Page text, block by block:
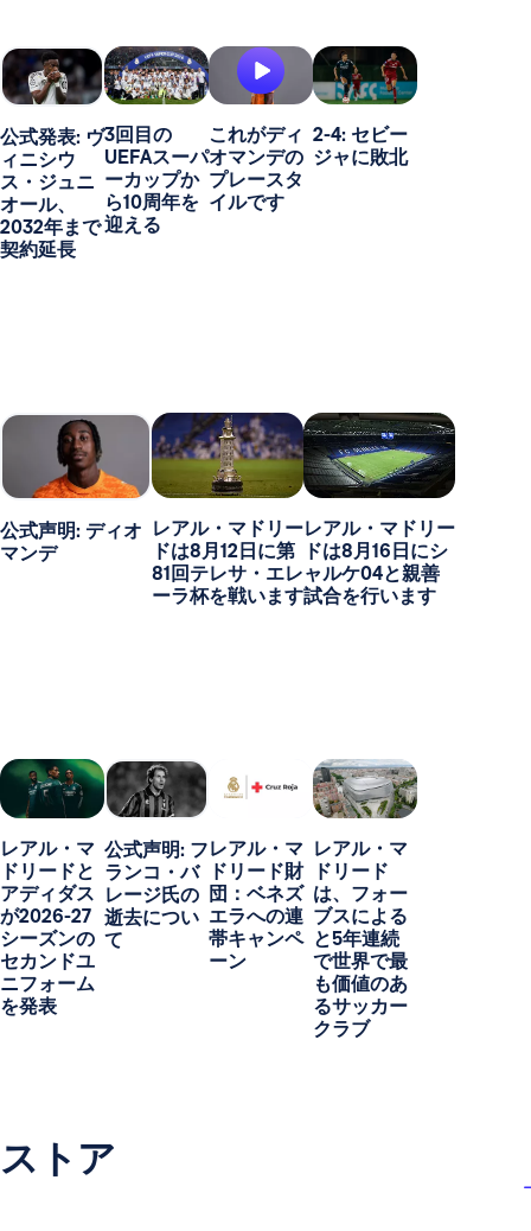
公式発表: ヴ
ィニシウ
ス・ジュニ
オール、
2032年まで
契約延長
3回目の
UEFAスーパ
ーカップか
ら10周年を
迎える
これがディ
オマンデの
プレースタ
イルです
2-4: セビー
ジャに敗北
公式声明: ディオ
マンデ
レアル・マドリー
ドは8月12日に第
81回テレサ・エレ
ーラ杯を戦います
レアル・マドリー
ドは8月16日にシ
ャルケ04と親善
試合を行います
レアル・マ
ドリードと
アディダス
が2026-27
シーズンの
セカンドユ
ニフォーム
を発表
公式声明: フ
ランコ・バ
レージ氏の
逝去につい
て
レアル・マ
ドリード財
団：ベネズ
エラへの連
帯キャンペ
ーン
レアル・マ
ドリード
は、フォー
ブスによる
と5年連続
で世界で最
も価値のあ
るサッカー
クラブ
ストア